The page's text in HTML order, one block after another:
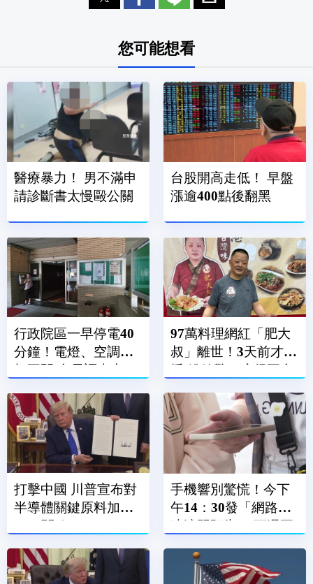
您可能想看
醫療暴力！ 男不滿申
請診斷書太慢毆公關
台股開高走低！ 早盤
漲逾400點後翻黑
行政院區一早停電40
分鐘！電燈、空調全
打不開 台電調查中
97萬料理網紅「肥大
叔」離世！3天前才直
播 粉絲驚：瘦得不合
打擊中國 川普宣布對
半導體關鍵原料加徵
15％關稅
手機響別驚慌！今下
午14：30發「網路降
速演習預告」 下週正